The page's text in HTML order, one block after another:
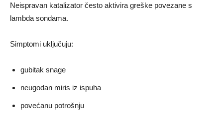
Neispravan katalizator često aktivira greške povezane s
lambda sondama.
Simptomi uključuju:
gubitak snage
neugodan miris iz ispuha
povećanu potrošnju